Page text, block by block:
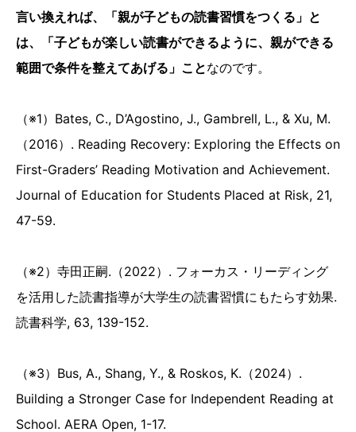
言い換えれば、「親が子どもの読書習慣をつくる」と
は、「子どもが楽しい読書ができるように、親ができる
範囲で条件を整えてあげる」ことなのです。
（※1）Bates, C., D’Agostino, J., Gambrell, L., & Xu, M.
（2016）. Reading Recovery: Exploring the Effects on
First-Graders’ Reading Motivation and Achievement.
Journal of Education for Students Placed at Risk, 21,
47-59.
（※2）寺田正嗣.（2022）. フォーカス・リーディング
を活用した読書指導が大学生の読書習慣にもたらす効果.
読書科学, 63, 139-152.
（※3）Bus, A., Shang, Y., & Roskos, K.（2024）.
Building a Stronger Case for Independent Reading at
School. AERA Open, 1-17.